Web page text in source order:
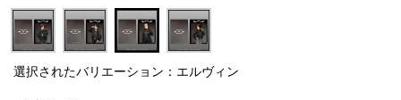
選択されたバリエーション：エルヴィン